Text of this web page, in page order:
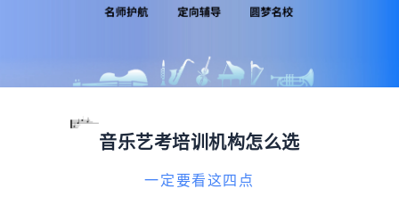
音乐艺考培训机构怎么选
一定要看这四点